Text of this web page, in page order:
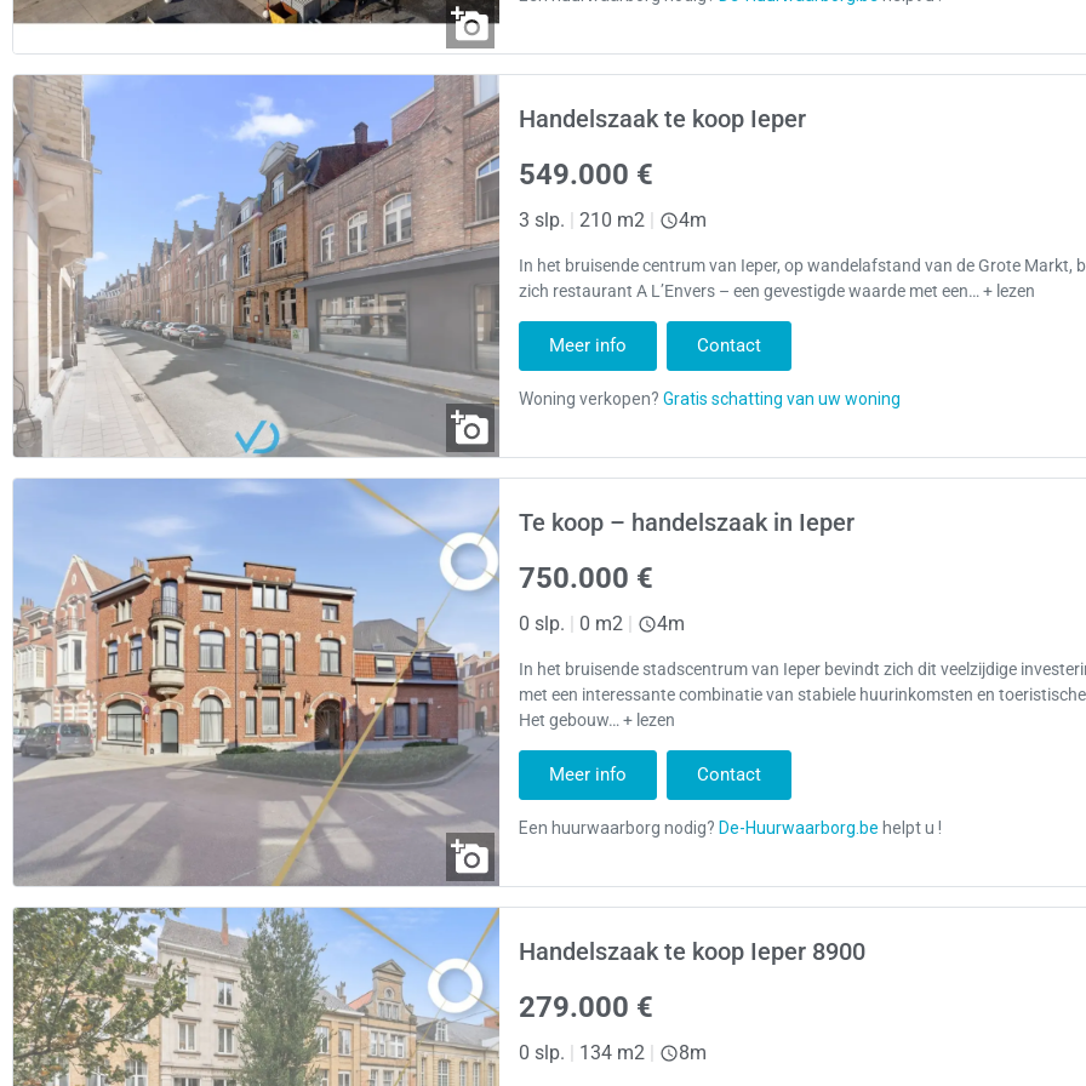
Handelszaak te koop Ieper
549.000 €
3 slp. 210 m2 4m
In het bruisende centrum van Ieper, op wandelafstand van de Grote Markt,
zich restaurant A L’Envers – een gevestigde waarde met een… + lezen
Meer info Contact
Te koop – handelszaak in Ieper
750.000 €
0 slp. | 0 m2 | 4m
In het bruisende stadscentrum van Ieper bevindt zich dit veelzijdige
met een interessante combinatie van stabiele huurinkomsten en
Het gebouw… + lezen
Meer info Contact
Handelszaak te koop Ieper 8900
279.000 €
0 slp. | 134 m2 | 8m